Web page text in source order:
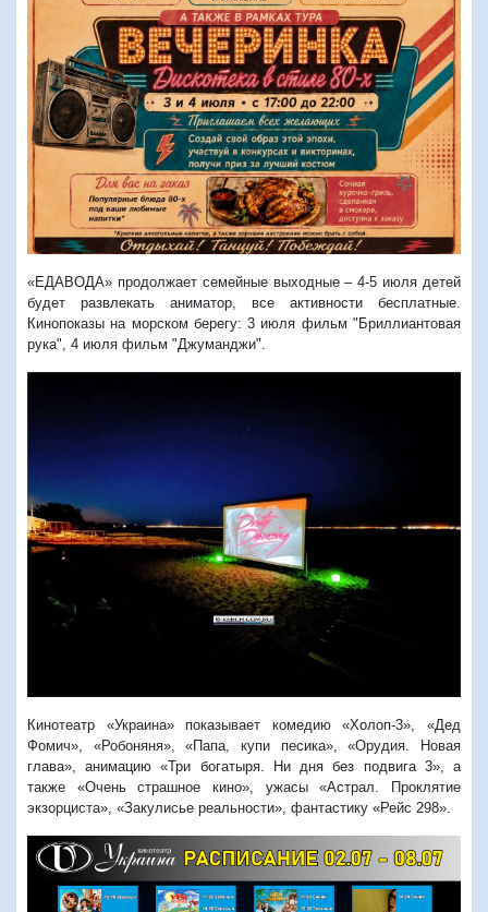
«ЕДАВОДА» продолжает семейные выходные – 4-5 июля детей
будет развлекать аниматор, все активности бесплатные.
Кинопоказы на морском берегу: 3 июля фильм "Бриллиантовая
рука", 4 июля фильм "Джуманджи".
Кинотеатр «Украина» показывает комедию «Холоп-3», «Дед
Фомич», «Робоняня», «Папа, купи песика», «Орудия. Новая
глава», анимацию «Три богатыря. Ни дня без подвига 3», а
также «Очень страшное кино», ужасы «Астрал. Проклятие
экзорциста», «Закулисье реальности», фантастику «Рейс 298».